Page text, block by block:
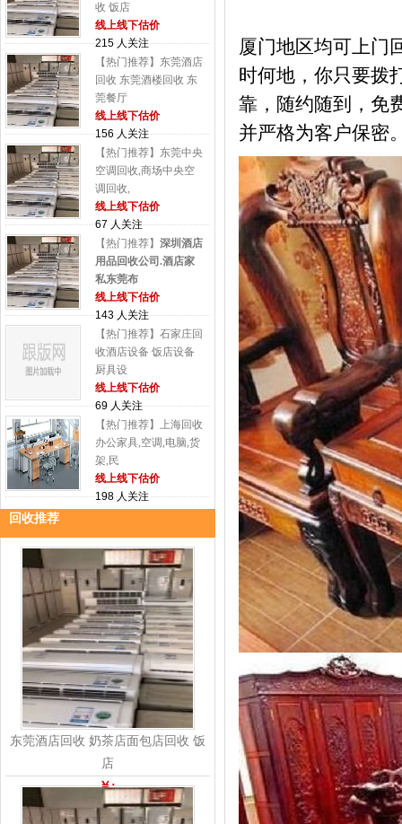
收 饭店
线上线下估价
215 人关注
【热门推荐】东莞酒店
回收 东莞酒楼回收 东
莞餐厅
线上线下估价
156 人关注
【热门推荐】东莞中央
空调回收,商场中央空
调回收,
线上线下估价
67 人关注
【热门推荐】 深圳酒店
用品回收公司.酒店家
私东莞布
线上线下估价
143 人关注
【热门推荐】石家庄回
收酒店设备 饭店设备
厨具设
线上线下估价
69 人关注
【热门推荐】上海回收
办公家具,空调,电脑,货
架,民
线上线下估价
198 人关注
回收推荐
东莞酒店回收 奶茶店面包店回收 饭
店
￥:
厦门地区均可上门
时何地，你只要拨
靠，随约随到，免
并严格为客户保密